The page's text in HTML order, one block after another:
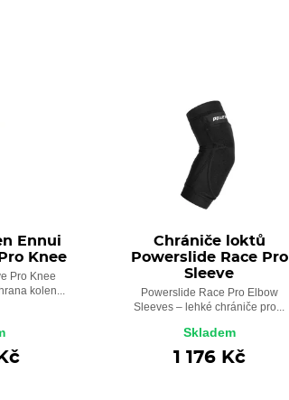
Ennui
Knee
Pro Knee
kolen...
Chrániče loktů
Powerslide Race Pro
Sleeve
Powerslide Race Pro Elbow
Sleeves – lehké chrániče pro...
Skladem
1 176 Kč